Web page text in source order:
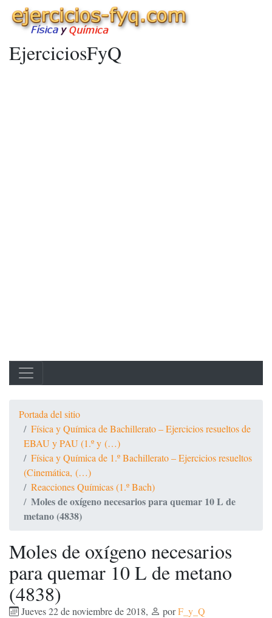
EjerciciosFyQ
Portada del sitio
Física y Química de Bachillerato – Ejercicios resueltos de
EBAU y PAU (1.º y (…)
Física y Química de 1.º Bachillerato – Ejercicios resueltos
(Cinemática, (…)
Reacciones Químicas (1.º Bach)
Moles de oxígeno necesarios para quemar 10 L de
metano (4838)
Moles de oxígeno necesarios
para quemar 10 L de metano
(4838)
Jueves 22 de noviembre de 2018, porF_y_Q